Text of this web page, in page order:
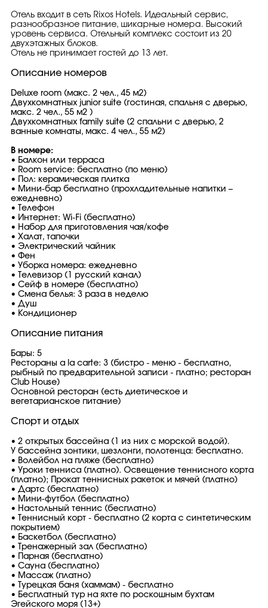
Отель входит в сеть Rixos Hotels. Идеальный сервис,
разнообразное питание, шикарные номера. Высокий
уровень сервиса. Отельный комплекс состоит из 20
двухэтажных блоков.
Отель не принимает гостей до 13 лет.
Описание номеров
Deluxe room (макс. 2 чел., 45 м2)
Двухкомнатных junior suite (гостиная, спальня с дверью,
макс. 2 чел., 55 м2 )
Двухкомнатных family suite (2 спальни с дверью, 2
ванные комнаты, макс. 4 чел., 55 м2)
В номере:
• Балкон или терраса
• Room service: бесплатно (по меню)
• Пол: керамическая плитка
• Мини-бар бесплатно (прохладительные напитки –
ежедневно)
• Телефон
• Интернет: Wi-Fi (бесплатно)
• Набор для приготовления чая/кофе
• Халат, тапочки
• Электрический чайник
• Фен
• Уборка номера: ежедневно
• Телевизор (1 русский канал)
• Сейф в номере (бесплатно)
• Смена белья: 3 раза в неделю
• Душ
• Кондиционер
Описание питания
Бары: 5
Рестораны a la carte: 3 (бистро - меню - бесплатно,
рыбный по предварительной записи - платно; ресторан
Club House)
Основной ресторан (есть диетическое и
вегетарианское питание)
Спорт и отдых
• 2 открытых бассейна (1 из них с морской водой).
У бассейна зонтики, шезлонги, полотенца: бесплатно.
• Волейбол на пляже (бесплатно)
• Уроки тенниса (платно). Освещение теннисного корта
(платно); Прокат теннисных ракеток и мячей (платно)
• Дартс (бесплатно)
• Мини-футбол (бесплатно)
• Настольный теннис (бесплатно)
• Теннисный корт - бесплатно (2 корта с синтетическим
покрытием)
• Баскетбол (бесплатно)
• Тренажерный зал (бесплатно)
• Парная (бесплатно)
• Сауна (бесплатно)
• Массаж (платно)
• Турецкая баня (хаммам) - бесплатно
• Бесплатный тур на яхте по роскошным бухтам
Эгейского моря (13+)